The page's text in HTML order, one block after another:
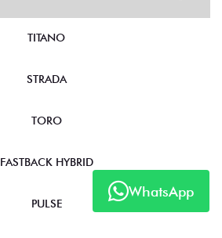
WhatsApp
TITANO
STRADA
TORO
FASTBACK HYBRID
PULSE